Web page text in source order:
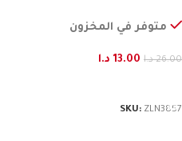
متوفر في المخزون
26.00 د.ا 13.00 د.ا
SKU: ZLN3857